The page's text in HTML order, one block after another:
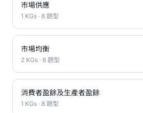
市場供應
1 KGs · 8 題型
市場均衡
2 KGs · 8 題型
消費者盈餘及生產者盈餘
1 KGs · 8 題型